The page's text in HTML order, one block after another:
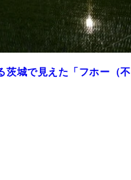
茨城で見えた「フホー（不